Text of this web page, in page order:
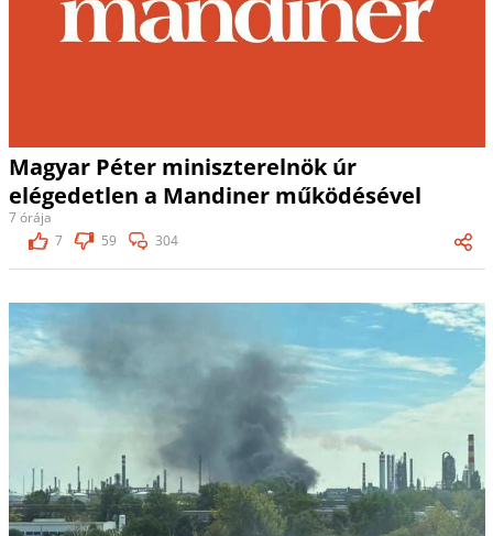
Magyar Péter miniszterelnök úr
elégedetlen a Mandiner működésével
7 órája
7
59 304